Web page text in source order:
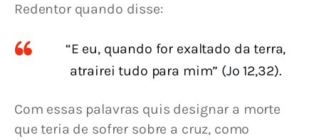
Redentor quando disse:
“E eu, quando for exaltado da terra,
atrairei tudo para mim” (Jo 12,32).
Com essas palavras quis designar a morte
que teria de sofrer sobre a cruz, como